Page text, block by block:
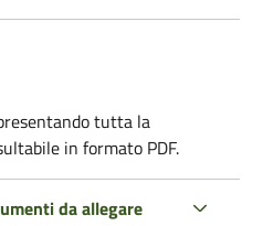
tutta la
in formato PDF.
da allegare